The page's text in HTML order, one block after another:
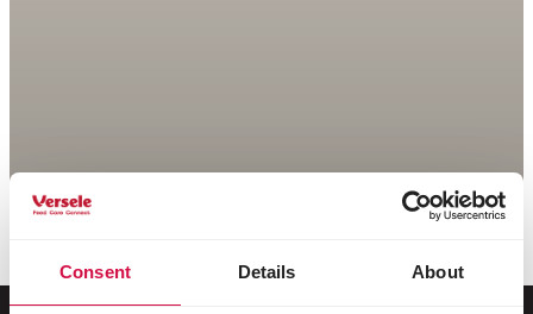
Consent Details About